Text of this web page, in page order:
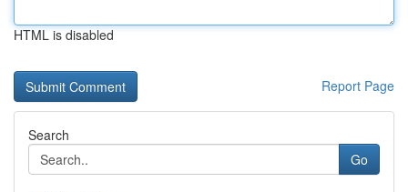
HTML is disabled
Report Page
Search
Go